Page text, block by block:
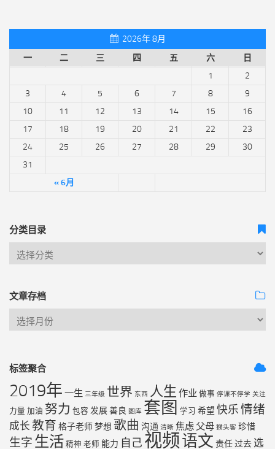
2026年 8月
一
二 三 四 五 六 日
« 6月
1
2
3
4 5 6 7 8
9
10
11 12 13 14 15
16
17
18 19 20 21 22
23
24
25 26 27 28 29
30
31
分类目录
文章存档
标签聚合
2019年 一生 三年级 世界 东西 人生 作业 做事 停课不停学 关注
力量 加油 努力 包容 发展善良 图库 套图 学习 希望 快乐情绪
成长 教育 格子老师梦想 歌曲 沟通 清晰 焦虑 父母 猴头客 珍惜
生字 生活 精神 老师 能力 自己 视频语文 责任过去 选